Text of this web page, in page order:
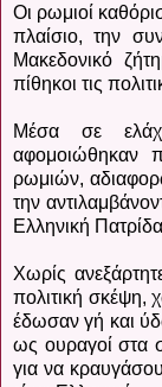
Οι ρωμιοί
πλαίσιο, την
Μακεδονικό
πίθηκοι τις
Μέσα σε
αφομοιώθηκαν
ρωμιών,
την
Ελληνική
Χωρίς
πολιτική σκέψη,
έδωσαν γή και
ως ουραγοί στα
για να